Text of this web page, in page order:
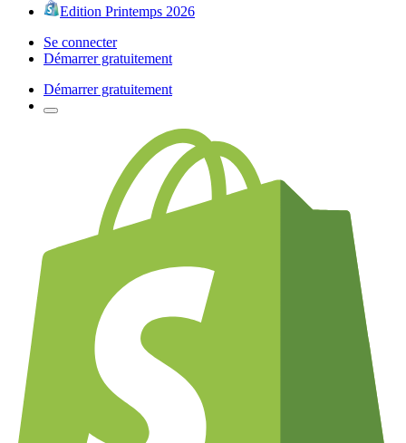
Edition Printemps 2026
Se connecter
Démarrer gratuitement
Démarrer gratuitement